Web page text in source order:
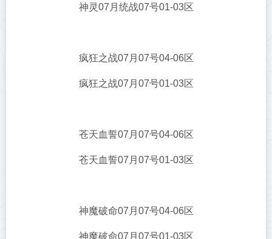
神灵07月统战07号01-03区
疯狂之战07月07号04-06区
疯狂之战07月07号01-03区
苍天血誓07月07号04-06区
苍天血誓07月07号01-03区
神魔破命07月07号04-06区
神魔破命07月07号01-03区